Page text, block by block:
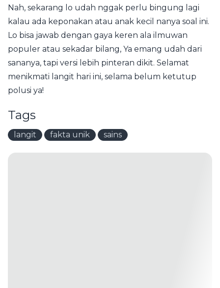
Nah, sekarang lo udah nggak perlu bingung lagi
kalau ada keponakan atau anak kecil nanya soal ini.
Lo bisa jawab dengan gaya keren ala ilmuwan
populer atau sekadar bilang, Ya emang udah dari
sananya, tapi versi lebih pinteran dikit. Selamat
menikmati langit hari ini, selama belum ketutup
polusi ya!
Tags
langit fakta unik sains